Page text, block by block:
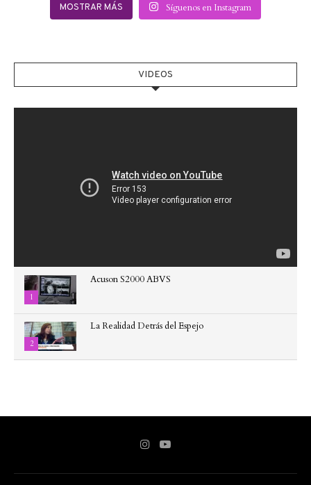
MOSTRAR MÁS Síguenos en Instagram
VIDEOS
1
Acuson S2000 ABVS
2
La Realidad Detrás del Espejo